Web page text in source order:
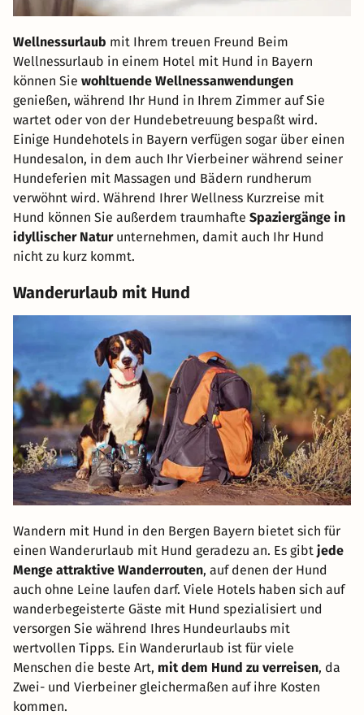
Wellnessurlaub mit Ihrem treuen Freund Beim
Wellnessurlaub in einem Hotel mit Hund in Bayern
können Sie wohltuende Wellnessanwendungen
genießen, während Ihr Hund in Ihrem Zimmer auf Sie
wartet oder von der Hundebetreuung bespaßt wird.
Einige Hundehotels in Bayern verfügen sogar über einen
Hundesalon, in dem auch Ihr Vierbeiner während seiner
Hundeferien mit Massagen und Bädern rundherum
verwöhnt wird. Während Ihrer Wellness Kurzreise mit
Hund können Sie außerdem traumhafte Spaziergänge in
idyllischer Naturunternehmen, damit auch Ihr Hund
nicht zu kurz kommt.
Wanderurlaub mit Hund
Wandern mit Hund in den Bergen Bayern bietet sich für
einen Wanderurlaub mit Hund geradezu an. Es gibt jede
Menge attraktive Wanderrouten, auf denen der Hund
auch ohne Leine laufen darf. Viele Hotels haben sich auf
wanderbegeisterte Gäste mit Hund spezialisiert und
versorgen Sie während Ihres Hundeurlaubs mit
wertvollen Tipps. Ein Wanderurlaub ist für viele
Menschen die beste Art, mit dem Hund zu verreisen, da
Zwei- und Vierbeiner gleichermaßen auf ihre Kosten
kommen.